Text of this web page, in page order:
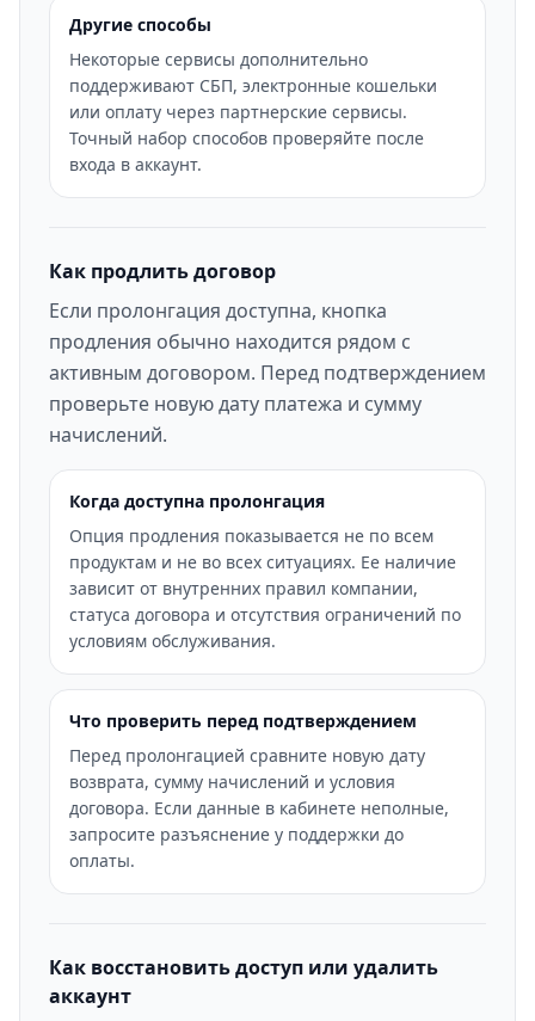
Другие способы
Некоторые сервисы дополнительно
поддерживают СБП, электронные кошельки
или оплату через партнерские сервисы.
Точный набор способов проверяйте после
входа в аккаунт.
Как продлить договор
Если пролонгация доступна, кнопка
продления обычно находится рядом с
активным договором. Перед подтверждением
проверьте новую дату платежа и сумму
начислений.
Когда доступна пролонгация
Опция продления показывается не по всем
продуктам и не во всех ситуациях. Ее наличие
зависит от внутренних правил компании,
статуса договора и отсутствия ограничений по
условиям обслуживания.
Что проверить перед подтверждением
Перед пролонгацией сравните новую дату
возврата, сумму начислений и условия
договора. Если данные в кабинете неполные,
запросите разъяснение у поддержки до
оплаты.
Как восстановить доступ или удалить
аккаунт